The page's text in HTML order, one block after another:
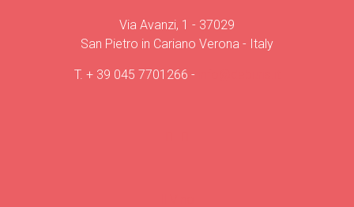
Via Avanzi, 1 - 37029
San Pietro in Cariano Verona - Italy
T. + 39 045 7701266 -